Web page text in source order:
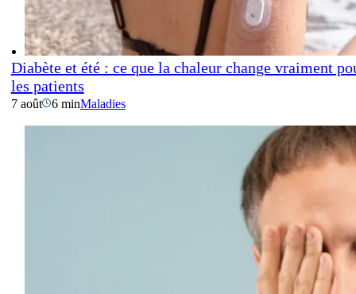
Diabète et été : ce que la chaleur change vraiment
les patients
7 août 6 minMaladies